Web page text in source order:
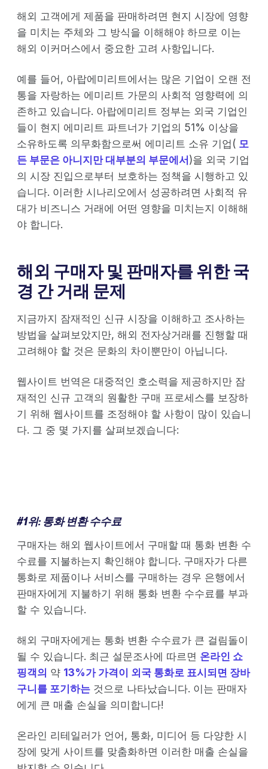
해외 고객에게 제품을 판매하려면 현지 시장에 영향
을 미치는 주체와 그 방식을 이해해야 하므로 이는
해외 이커머스에서 중요한 고려 사항입니다.
예를 들어, 아랍에미리트에서는 많은 기업이 오랜 전
통을 자랑하는 에미리트 가문의 사회적 영향력에 의
존하고 있습니다. 아랍에미리트 정부는 외국 기업인
들이 현지 에미리트 파트너가 기업의 51% 이상을
소유하도록 의무화함으로써 에미리트 소유 기업( 모
든 부문은 아니지만 대부분의 부문에서 )을 외국 기업
의 시장 진입으로부터 보호하는 정책을 시행하고 있
습니다. 이러한 시나리오에서 성공하려면 사회적 유
대가 비즈니스 거래에 어떤 영향을 미치는지 이해해
야 합니다.
해외 구매자 및 판매자를 위한 국
경 간 거래 문제
지금까지 잠재적인 신규 시장을 이해하고 조사하는
방법을 살펴보았지만, 해외 전자상거래를 진행할 때
고려해야 할 것은 문화의 차이뿐만이 아닙니다.
웹사이트 번역은 대중적인 호소력을 제공하지만 잠
재적인 신규 고객의 원활한 구매 프로세스를 보장하
기 위해 웹사이트를 조정해야 할 사항이 많이 있습니
다. 그 중 몇 가지를 살펴보겠습니다:
#1위: 통화 변환 수수료
구매자는 해외 웹사이트에서 구매할 때 통화 변환 수
수료를 지불하는지 확인해야 합니다. 구매자가 다른
통화로 제품이나 서비스를 구매하는 경우 은행에서
판매자에게 지불하기 위해 통화 변환 수수료를 부과
할 수 있습니다.
해외 구매자에게는 통화 변환 수수료가 큰 걸림돌이
될 수 있습니다. 최근 설문조사에 따르면 온라인 쇼
핑객의 약 13%가 가격이 외국 통화로 표시되면 장바
구니를 포기하는 것으로 나타났습니다. 이는 판매자
에게 큰 매출 손실을 의미합니다!
온라인 리테일러가 언어, 통화, 미디어 등 다양한 시
장에 맞게 사이트를 맞춤화하면 이러한 매출 손실을